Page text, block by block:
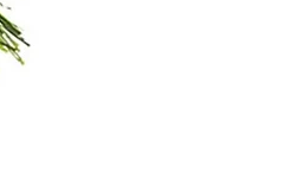
במידה
עלות נוספת
המקוריים ואלו
לכם. *יש לטפל
המופיעות על
עד למועד